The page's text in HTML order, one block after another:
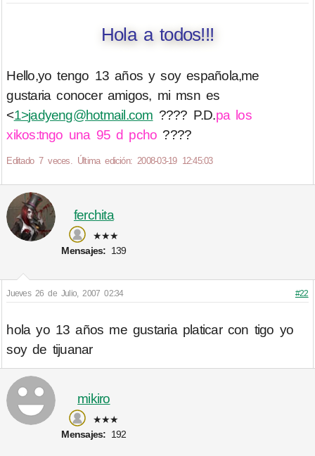
Hola a todos!!!
Hello,yo tengo 13 años y soy española,me
gustaria conocer amigos, mi msn es
<1>jadyeng@hotmail.com ???? P.D.pa los
xikos:tngo una 95 d pcho ????
Editado 7 veces. Última edición: 2008-03-19 12:45:03
ferchita
★★★
Mensajes: 139
Jueves 26 de Julio, 2007 02:34 #22
hola yo 13 años me gustaria platicar con tigo yo
soy de tijuanar
mikiro
★★★
Mensajes: 192